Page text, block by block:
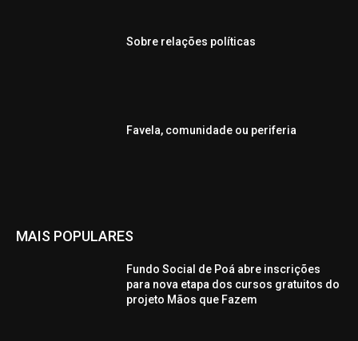
Sobre relações políticas
Favela, comunidade ou periferia
MAIS POPULARES
Fundo Social de Poá abre inscrições
para nova etapa dos cursos gratuitos do
projeto Mãos que Fazem